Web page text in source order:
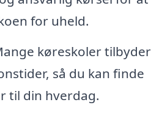
for uheld.
køreskoler tilbyder
så du kan finde
til din hverdag.